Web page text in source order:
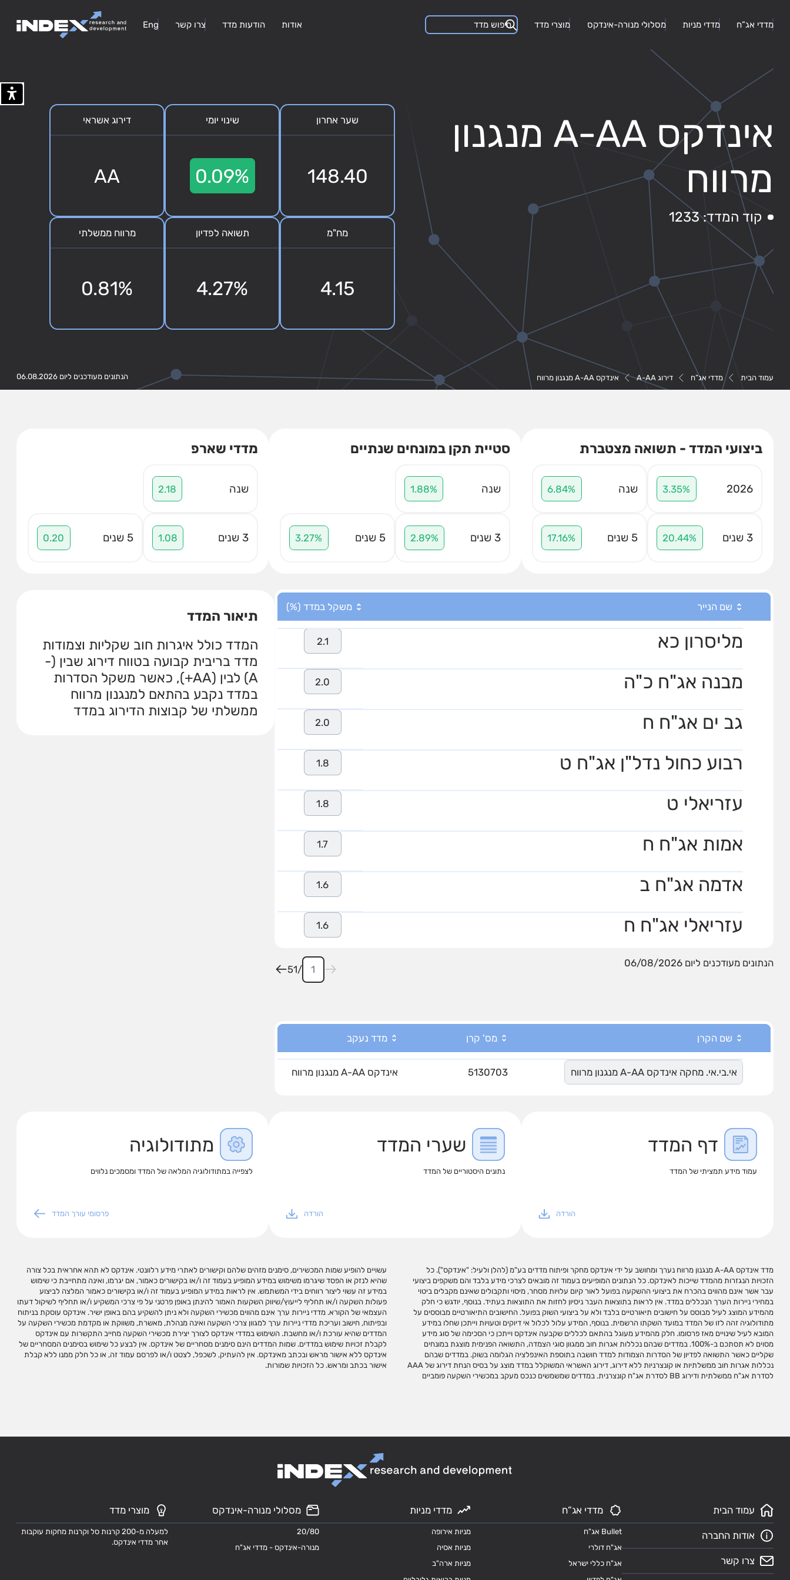
מדדי אג”ח מדדי מניות מסלולי מנורה-אינדקס מוצרי מדד אודות הודעות מדד צרו קשר Eng
אינדקס A-AA מנגנון
מרווח
קוד המדד: 1233
שער אחרון
148.40
שינוי יומי
0.09%
דירוג אשראי
AA
מח"מ
4.15
תשואה לפדיון
4.27%
מרווח ממשלתי
0.81%
הנתונים מעודכנים ליום 06.08.2026 עמוד הבית מדדי אג”ח דירוג A-AA אינדקס A-AA מנגנון מרווח
ביצועי המדד - תשואה מצטברת
2026
3.35% שנה 6.84%
3 שנים 20.44% 5 שנים 17.16%
סטיית תקן במונחים שנתיים
שנה 1.88%
3 שנים 2.89% 5 שנים 3.27%
מדדי שארפ
שנה 2.18
3 שנים 1.08 5 שנים 0.20
שם הנייר משקל במדד (%)
מליסרון כא 2.1
מבנה אג"ח כ"ה 2.0
גב ים אג"ח ח 2.0
רבוע כחול נדל"ן אג"ח ט 1.8
עזריאלי ט 1.8
אמות אג"ח ח 1.7
אדמה אג"ח ב 1.6
עזריאלי אג"ח ח 1.6
הנתונים מעודכנים ליום 06/08/2026
/
51
תיאור המדד
המדד כולל איגרות חוב שקליות וצמודות
מדד בריבית קבועה בטווח דירוג שבין (-
A) לבין (AA+), כאשר משקל הסדרות
במדד נקבע בהתאם למנגנון מרווח
ממשלתי של קבוצות הדירוג במדד
שם הקרן מס' קרן מדד נעקב
אי.בי.אי. מחקה אינדקס A-AA מנגנון מרווח 5130703 אינדקס A-AA מנגנון מרווח
דף המדד
עמוד מידע תמציתי של המדד
הורדה
שערי המדד
נתונים היסטוריים של המדד
הורדה
מתודולוגיה
לצפייה במתודולוגיה המלאה של המדד ומסמכים נלווים
פרסומי עורך המדד
מדד אינדקס A-AA מנגנון מרווח נערך ומחושב על ידי אינדקס מחקר ופיתוח מדדים בע"מ (להלן ולעיל: "אינדקס"). כל
הזכויות הנגזרות מהמדד שייכות לאינדקס. כל הנתונים המופיעים בעמוד זה מובאים לצרכי מידע בלבד והם משקפים ביצועי
עבר אשר אינם מהווים בהכרח את ביצועי ההשקעה בפועל לאור קיום עלויות מסחר, מיסוי ותקבולים שאינם מקבלים ביטוי
במחירי ניירות הערך הנכללים במדד. אין לראות בתוצאות העבר ניסיון לחזות את התוצאות בעתיד. בנוסף, יודגש כי חלק
מהמידע המוצג לעיל מבוסס על חישובים תיאורטיים בלבד ולא על ביצועי השוק בפועל. החישובים התיאורטיים מבוססים על
מתודולוגיה זהה לזו של המדד במועד השקתו הרשמית. בנוסף, המידע עלול לכלול אי דיוקים וטעויות וייתכן שחלו במידע
המובא לעיל שינויים מאז פרסומו. חלק מהמידע מעוגל בהתאם לכללים שקבעה אינדקס וייתכן כי הסכימה של סוג מידע
מסוים לא תסתכם ב-100%. במדדים שבהם נכללות אגרות חוב ממגוון סוגי הצמדה, התשואה הפנימית מוצגת במונחים
שקליים כאשר התשואה לפדיון של הסדרות הצמודות למדד חושבה בתוספת האינפלציה הגלומה בשוק. במדדים שבהם
נכללות אגרות חוב ממשלתיות או קונצרניות ללא דירוג, דירוג האשראי המשוקלל במדד מוצג על בסיס הנחת דירוג של AAA
לסדרת אג"ח ממשלתית ודירוג BB לסדרת אג"ח קונצרנית. במדדים שמשמשים כנכס מעקב במכשירי השקעה פומביים
עשויים להופיע שמות המכשירים, סימנים מזהים שלהם וקישורים לאתרי מידע רלוונטי. אינדקס לא תהא אחראית בכל צורה
שהיא לנזק או הפסד שיגרמו משימוש במידע המופיע בעמוד זה ו/או בקישורים כאמור, אם יגרמו, ואינה מתחייבת כי שימוש
במידע זה עשוי ליצור רווחים בידי המשתמש. אין לראות במידע המופיע בעמוד זה ו/או בקישורים כאמור המלצה לביצוע
פעולות השקעה ו/או תחליף לייעוץ/שיווק השקעות האמור להינתן באופן פרטני על פי צרכי המשקיע ו/או תחליף לשיקול דעתו
העצמאי של הקורא. מדדי ניירות ערך אינם מהווים מכשירי השקעה ולא ניתן להשקיע בהם באופן ישיר. אינדקס עוסקת בניתוח
ובפיתוח, חישוב ועריכת מדדי ניירות ערך למגוון צרכי השקעה ואינה מנהלת, מאשרת, משווקת או מקדמת מכשירי השקעה על
המדדים שהיא עורכת ו/או מחשבת. השימוש במדדי אינדקס לצורך יצירת מכשירי השקעה מחייב התקשרות עם אינדקס
לקבלת זכויות שימוש במדדים. שמות המדדים הינם סימנים מסחריים של אינדקס. אין לבצע כל שימוש בסימנים המסחריים של
אינדקס ללא אישור מראש ובכתב מאינדקס. אין להעתיק, לשכפל, לצטט ו/או לפרסם עמוד זה, או כל חלק ממנו ללא קבלת
אישור בכתב ומראש. כל הזכויות שמורות.
עמוד הבית
אודות החברה
צרו קשר
מדדי אג”ח
Bullet אג"ח
אג"ח דולרי
אג"ח כללי ישראל
מדדי מניות
מניות אירופה
מניות אסיה
מניות ארה"ב
מסלולי מנורה-אינדקס
20/80
מנורה-אינדקס - מדדי אג"ח
מוצרי מדד
למעלה מ-200 קרנות סל וקרנות מחקות עוקבות
אחר מדדי אינדקס.